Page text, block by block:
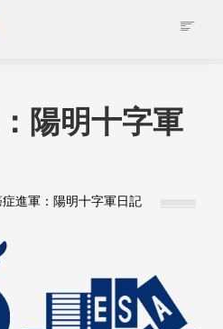
陽明十字軍
症進軍：陽明十字軍日記